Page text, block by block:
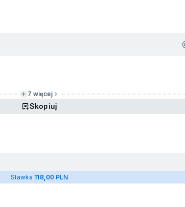
7 więcej
Skopiuj
Stawka 118,00 PLN